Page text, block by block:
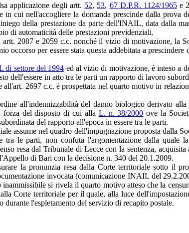
applicazione degli artt. 52, 53, 67 D.P.R. 1124/1965e
cui nell'accogliere la domanda prescinde dalla prova
della prestazione da parte dell'INAIL, data dalla
di automaticità delle prestazioni previdenziali.
2087 e 2059 c.c. nonché il vizio di motivazione, la
occorso per essere stata questa addebitata a
di settore del 1994 ed al vizio di motivazione, è inteso a
dell'essere in atto tra le parti un rapporto di lavoro
2697 c.c. è prospettata nel quarto motivo in
all'indennizzabilità del danno biologico derivato
forza del disposto di cui alla L. n. 38/2000 ove la
del rapporto all'epoca in essere tra le parti.
assume nel quadro dell'impugnazione proposta dalla
le parti, non confuta l'argomentazione dalla quale
resa dal Tribunale di Lecce con la sentenza,
di Bari con la decisione n. 340 del 20.1.2009.
la pronunzia resa dalla Corte territoriale sotto il
invocata (comunicazione INAIL del
si rivela il quarto motivo atteso che la
Corte territoriale per il quale, alla luce
l'espletamento del servizio di recapito postale.